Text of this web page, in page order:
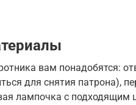
вам понадобятся:
для снятия патрона),
лампочка с подходящим